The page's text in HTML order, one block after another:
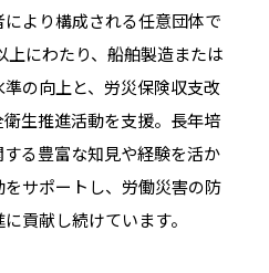
より構成される任意団体で
上にわたり、船舶製造または
の向上と、労災保険収支改
生推進活動を支援。長年培
る豊富な知見や経験を活か
サポートし、労働災害の防
貢献し続けています。